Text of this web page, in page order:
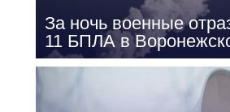
За ночь военные
11 БПЛА в